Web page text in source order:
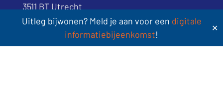
Uitleg bijwonen? Meld je aan voor een digitale
informatiebijeenkomst!
✕
3511 BT Utrecht
volg ons